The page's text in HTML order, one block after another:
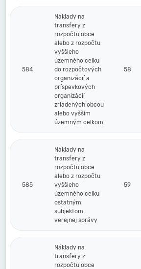
584
Náklady na
transfery z
rozpočtu obce
alebo z rozpočtu
vyššieho
územného celku
do rozpočtových
organizácií a
príspevkových
organizácií
zriadených obcou
alebo vyšším
územným celkom
58
585
Náklady na
transfery z
rozpočtu obce
alebo z rozpočtu
vyššieho
územného celku
ostatným
subjektom
verejnej správy
59
Náklady na
transfery z
rozpočtu obce